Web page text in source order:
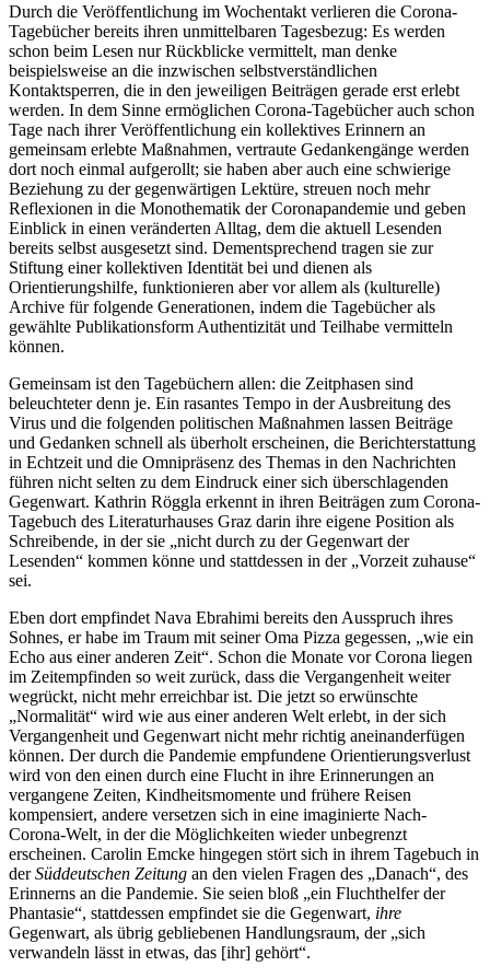
Durch die Veröffentlichung im Wochentakt verlieren die Corona-
Tagebücher bereits ihren unmittelbaren Tagesbezug: Es werden
schon beim Lesen nur Rückblicke vermittelt, man denke
beispielsweise an die inzwischen selbstverständlichen
Kontaktsperren, die in den jeweiligen Beiträgen gerade erst erlebt
werden. In dem Sinne ermöglichen Corona-Tagebücher auch schon
Tage nach ihrer Veröffentlichung ein kollektives Erinnern an
gemeinsam erlebte Maßnahmen, vertraute Gedankengänge werden
dort noch einmal aufgerollt; sie haben aber auch eine schwierige
Beziehung zu der gegenwärtigen Lektüre, streuen noch mehr
Reflexionen in die Monothematik der Coronapandemie und geben
Einblick in einen veränderten Alltag, dem die aktuell Lesenden
bereits selbst ausgesetzt sind. Dementsprechend tragen sie zur
Stiftung einer kollektiven Identität bei und dienen als
Orientierungshilfe, funktionieren aber vor allem als (kulturelle)
Archive für folgende Generationen, indem die Tagebücher als
gewählte Publikationsform Authentizität und Teilhabe vermitteln
können.
Gemeinsam ist den Tagebüchern allen: die Zeitphasen sind
beleuchteter denn je. Ein rasantes Tempo in der Ausbreitung des
Virus und die folgenden politischen Maßnahmen lassen Beiträge
und Gedanken schnell als überholt erscheinen, die Berichterstattung
in Echtzeit und die Omnipräsenz des Themas in den Nachrichten
führen nicht selten zu dem Eindruck einer sich überschlagenden
Gegenwart. Kathrin Röggla erkennt in ihren Beiträgen zum Corona-
Tagebuch des Literaturhauses Graz darin ihre eigene Position als
Schreibende, in der sie „nicht durch zu der Gegenwart der
Lesenden“ kommen könne und stattdessen in der „Vorzeit zuhause“
sei.
Eben dort empfindet Nava Ebrahimi bereits den Ausspruch ihres
Sohnes, er habe im Traum mit seiner Oma Pizza gegessen, „wie ein
Echo aus einer anderen Zeit“. Schon die Monate vor Corona liegen
im Zeitempfinden so weit zurück, dass die Vergangenheit weiter
wegrückt, nicht mehr erreichbar ist. Die jetzt so erwünschte
„Normalität“ wird wie aus einer anderen Welt erlebt, in der sich
Vergangenheit und Gegenwart nicht mehr richtig aneinanderfügen
können. Der durch die Pandemie empfundene Orientierungsverlust
wird von den einen durch eine Flucht in ihre Erinnerungen an
vergangene Zeiten, Kindheitsmomente und frühere Reisen
kompensiert, andere versetzen sich in eine imaginierte Nach-
Corona-Welt, in der die Möglichkeiten wieder unbegrenzt
erscheinen. Carolin Emcke hingegen stört sich in ihrem Tagebuch in
derSüddeutschen Zeitung an den vielen Fragen des „Danach“, des
Erinnerns an die Pandemie. Sie seien bloß „ein Fluchthelfer der
Phantasie“, stattdessen empfindet sie die Gegenwart, ihre
Gegenwart, als übrig gebliebenen Handlungsraum, der „sich
verwandeln lässt in etwas, das [ihr] gehört“.